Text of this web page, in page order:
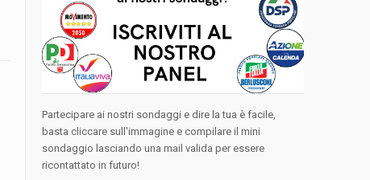
Partecipare ai nostri sondaggi e dire la tua è facile,
basta cliccare sull'immagine e compilare il mini
sondaggio lasciando una mail valida per essere
ricontattato in futuro!